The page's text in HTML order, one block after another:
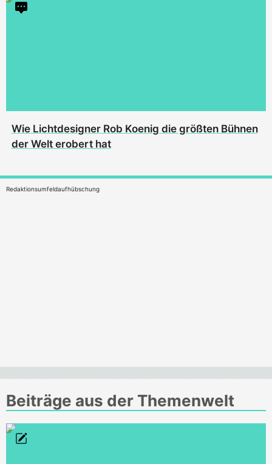
Wie Lichtdesigner Rob Koenig die größten Bühnen
der Welt erobert hat
Redaktionsumfeldaufhübschung
Beiträge aus der Themenwelt